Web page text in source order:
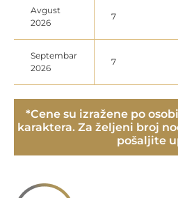
Avgust
2026
7
Septembar
2026
7
*Cene su izražene po
karaktera. Za željeni broj
pošaljite